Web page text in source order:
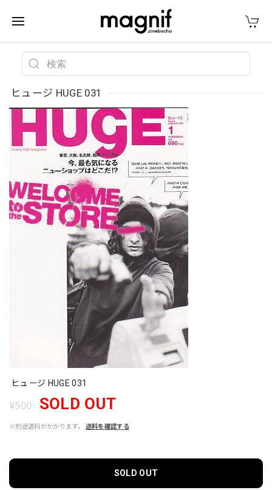
ヒュージ HUGE 031
ヒュージ HUGE 031
¥500 SOLD OUT
※別途送料がかかります。 送料を確認する
SOLD OUT